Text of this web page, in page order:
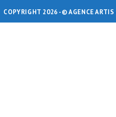
COPYRIGHT 2026 -© AGENCE ARTIS